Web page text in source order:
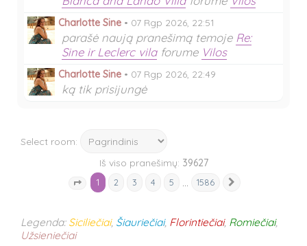
Charlotte Sine • 07 Rgp 2026, 22:51
parašė naują pranešimą temoje Re:
Sine ir Leclerc vilaforume Vilos
Charlotte Sine • 07 Rgp 2026, 22:49
ką tik prisijungė
Select room:
Iš viso pranešimų: 39627
Puslapis1 1586
1 2 3 4 5 … 1586
Legenda: Siciliečiai, Šiauriečiai, Florintiečiai, Romiečiai,
Užsieniečiai